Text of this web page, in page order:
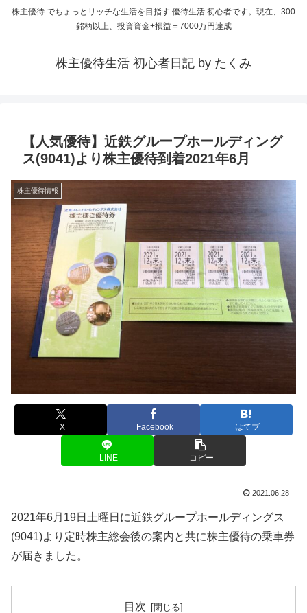
株主優待 でちょっとリッチな生活を目指す 優待生活 初心者です。現在、300
銘柄以上、投資資金+損益＝7000万円達成
株主優待生活 初心者日記 by たくみ
【人気優待】近鉄グループホールディング
ス(9041)より株主優待到着2021年6月
株主優待情報
X Facebook はてブ
LINE コピー
2021.06.28
2021年6月19日土曜日に近鉄グループホールディングス
(9041)より定時株主総会後の案内と共に株主優待の乗車券
が届きました。
目次